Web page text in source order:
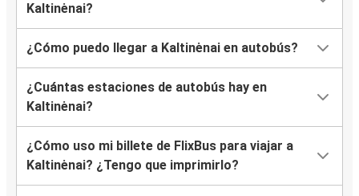
Kaltinėnai?
¿Cómo puedo llegar a Kaltinėnai en autobús?
¿Cuántas estaciones de autobús hay en
Kaltinėnai?
¿Cómo uso mi billete de FlixBus para viajar a
Kaltinėnai? ¿Tengo que imprimirlo?